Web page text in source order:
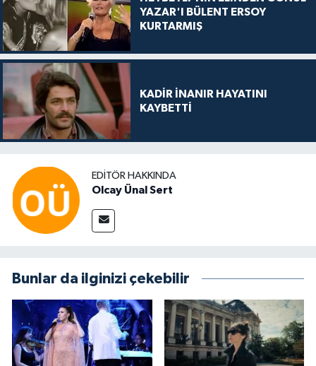
YAZAR'I BÜLENT ERSOY
KURTARMIŞ
KADİR İNANIR HAYATINI
KAYBETTİ
EDITÖR HAKKINDA
Olcay Ünal Sert
Bunlar da ilginizi çekebilir